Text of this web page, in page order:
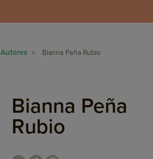
Autores > Bianna Peña Rubio
Bianna Peña
Rubio